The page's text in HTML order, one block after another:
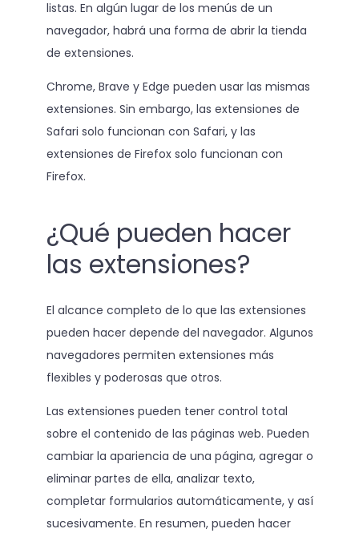
listas. En algún lugar de los menús de un
navegador, habrá una forma de abrir la tienda
de extensiones.
Chrome, Brave y Edge pueden usar las mismas
extensiones. Sin embargo, las extensiones de
Safari solo funcionan con Safari, y las
extensiones de Firefox solo funcionan con
Firefox.
¿Qué pueden hacer
las extensiones?
El alcance completo de lo que las extensiones
pueden hacer depende del navegador. Algunos
navegadores permiten extensiones más
flexibles y poderosas que otros.
Las extensiones pueden tener control total
sobre el contenido de las páginas web. Pueden
cambiar la apariencia de una página, agregar o
eliminar partes de ella, analizar texto,
completar formularios automáticamente, y así
sucesivamente. En resumen, pueden hacer